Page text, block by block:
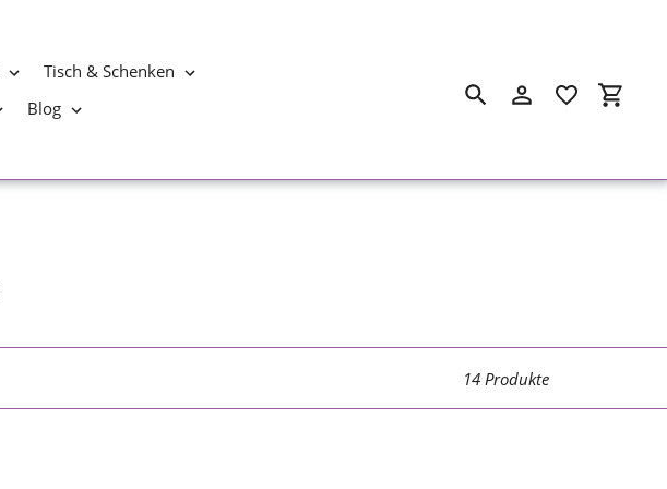
Tisch & Schenken
Blog SuchenEinloggen
14 Produkte